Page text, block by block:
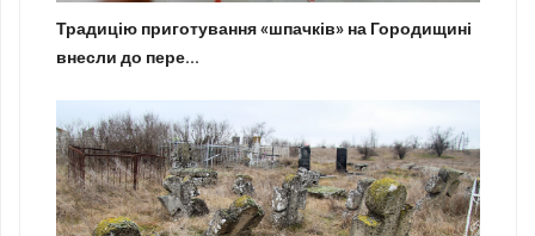
Традицію приготування «шпачків» на Городищині
внесли до пере...